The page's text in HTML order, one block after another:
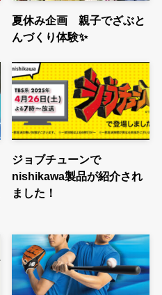
夏休み企画 親子でざぶと
んづくり体験✨
ジョブチューンで
nishikawa製品が紹介され
ました！